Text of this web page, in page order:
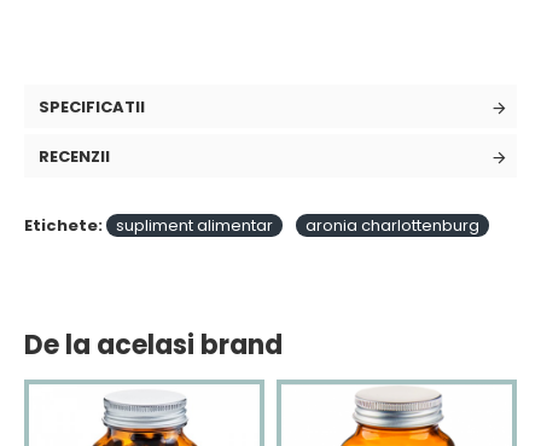
SPECIFICATII
RECENZII
Etichete: supliment alimentar aronia charlottenburg
De la acelasi brand